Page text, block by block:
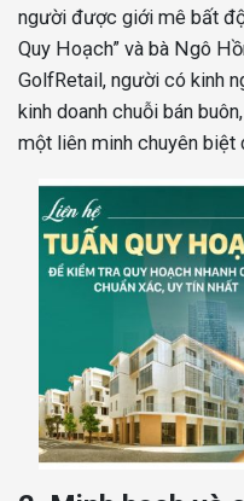
người được giới mê bất
Quy Hoạch” và bà Ngô
GolfRetail, người có kinh
kinh doanh chuỗi bán
một liên minh chuyên biệt